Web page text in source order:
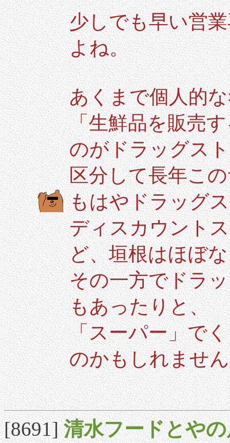
少しでも早い営
よね。
あくまで個人的
「生鮮品を販売
のがドラッグス
区分して長年こ
もはやドラッグ
ディスカウント
ど、垣根はほぼ
その一方でドラ
もあったりと、
「スーパー」で
のかもしれませ
[8691]清水フードとや